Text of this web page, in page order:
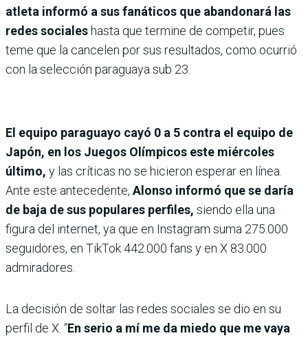
atleta informó a sus fanáticos que abandonará las
redes sociales hasta que termine de competir, pues
teme que la cancelen por sus resultados, como ocurrió
con la selección paraguaya sub 23.
El equipo paraguayo cayó 0 a 5 contra el equipo de
Japón, en los Juegos Olímpicos este miércoles
último, y las críticas no se hicieron esperar en línea.
Ante este antecedente, Alonso informó que se daría
de baja de sus populares perfiles, siendo ella una
figura del internet, ya que en Instagram suma 275.000
seguidores, en TikTok 442.000 fans y en X 83.000
admiradores.
La decisión de soltar las redes sociales se dio en su
perfil de X. “En serio a mí me da miedo que me vaya